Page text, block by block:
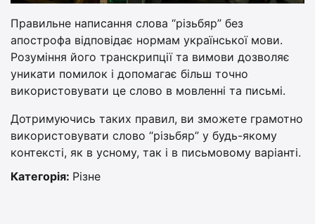
Правильне написання слова “різьбяр” без
апострофа відповідає нормам української мови.
Розуміння його транскрипції та вимови дозволяє
уникати помилок і допомагає більш точно
використовувати це слово в мовленні та письмі.
Дотримуючись таких правил, ви зможете грамотно
використовувати слово “різьбяр” у будь-якому
контексті, як в усному, так і в письмовому варіанті.
Категорія: Різне